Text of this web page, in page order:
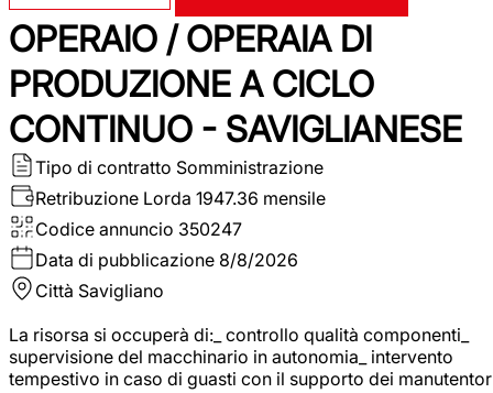
OPERAIO / OPERAIA DI
PRODUZIONE A CICLO
CONTINUO - SAVIGLIANESE
Tipo di contratto Somministrazione
Retribuzione Lorda 1947.36 mensile
Codice annuncio 350247
Data di pubblicazione 8/8/2026
Città Savigliano
La risorsa si occuperà di:_ controllo qualità componenti_
supervisione del macchinario in autonomia_ intervento
tempestivo in caso di guasti con il supporto dei